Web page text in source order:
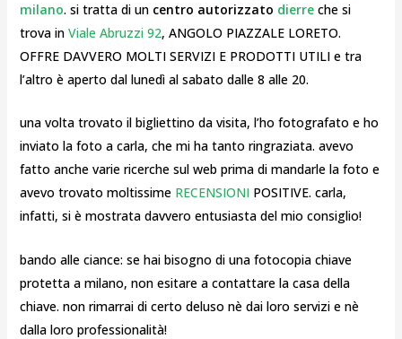
milano. si tratta di un centro autorizzato dierre che si
trova in Viale Abruzzi 92, ANGOLO PIAZZALE LORETO.
OFFRE DAVVERO MOLTI SERVIZI E PRODOTTI UTILI e tra
l’altro è aperto dal lunedì al sabato dalle 8 alle 20.
una volta trovato il bigliettino da visita, l’ho fotografato e ho
inviato la foto a carla, che mi ha tanto ringraziata. avevo
fatto anche varie ricerche sul web prima di mandarle la foto e
avevo trovato moltissime RECENSIONI POSITIVE. carla,
infatti, si è mostrata davvero entusiasta del mio consiglio!
bando alle ciance: se hai bisogno di una fotocopia chiave
protetta a milano, non esitare a contattare la casa della
chiave. non rimarrai di certo deluso nè dai loro servizi e nè
dalla loro professionalità!